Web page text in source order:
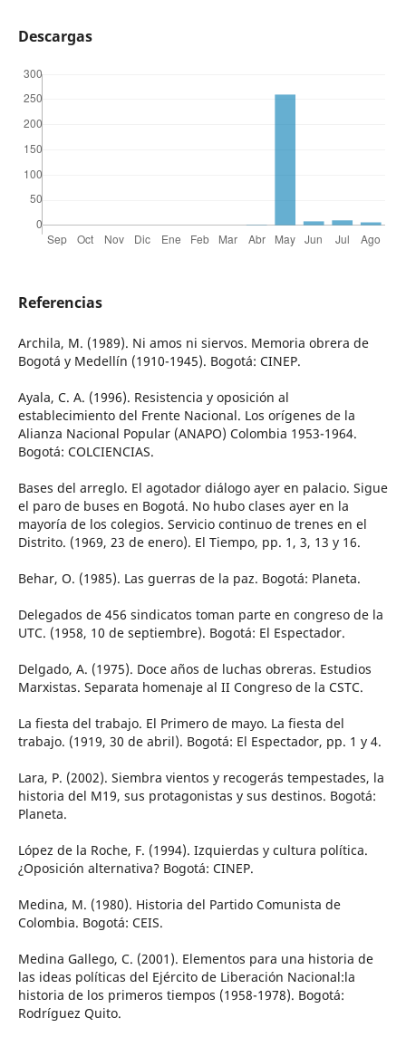
Descargas
Referencias
Archila, M. (1989). Ni amos ni siervos. Memoria obrera de
Bogotá y Medellín (1910-1945). Bogotá: CINEP.
Ayala, C. A. (1996). Resistencia y oposición al
establecimiento del Frente Nacional. Los orígenes de la
Alianza Nacional Popular (ANAPO) Colombia 1953-1964.
Bogotá: COLCIENCIAS.
Bases del arreglo. El agotador diálogo ayer en palacio. Sigue
el paro de buses en Bogotá. No hubo clases ayer en la
mayoría de los colegios. Servicio continuo de trenes en el
Distrito. (1969, 23 de enero). El Tiempo, pp. 1, 3, 13 y 16.
Behar, O. (1985). Las guerras de la paz. Bogotá: Planeta.
Delegados de 456 sindicatos toman parte en congreso de la
UTC. (1958, 10 de septiembre). Bogotá: El Espectador.
Delgado, A. (1975). Doce años de luchas obreras. Estudios
Marxistas. Separata homenaje al II Congreso de la CSTC.
La fiesta del trabajo. El Primero de mayo. La fiesta del
trabajo. (1919, 30 de abril). Bogotá: El Espectador, pp. 1 y 4.
Lara, P. (2002). Siembra vientos y recogerás tempestades, la
historia del M19, sus protagonistas y sus destinos. Bogotá:
Planeta.
López de la Roche, F. (1994). Izquierdas y cultura política.
¿Oposición alternativa? Bogotá: CINEP.
Medina, M. (1980). Historia del Partido Comunista de
Colombia. Bogotá: CEIS.
Medina Gallego, C. (2001). Elementos para una historia de
las ideas políticas del Ejército de Liberación Nacional:la
historia de los primeros tiempos (1958-1978). Bogotá:
Rodríguez Quito.